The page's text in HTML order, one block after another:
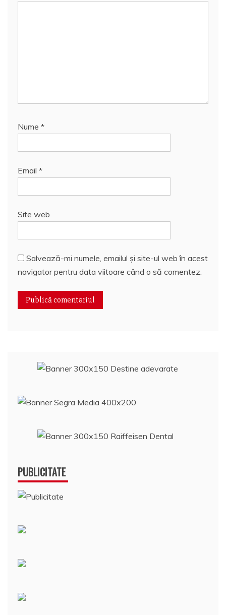
Nume *
Email *
Site web
Salvează-mi numele, emailul și site-ul web în acest
navigator pentru data viitoare când o să comentez.
PUBLICITATE